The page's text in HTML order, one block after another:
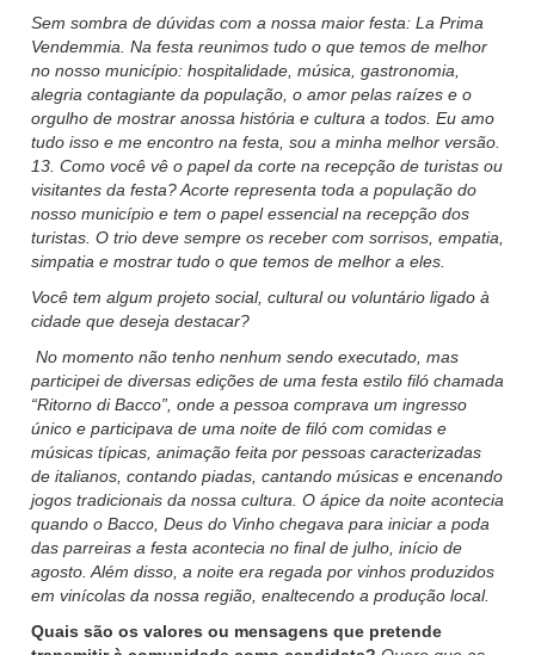
Sem sombra de dúvidas com a nossa maior festa: La Prima
Vendemmia. Na festa reunimos tudo o que temos de melhor
no nosso município: hospitalidade, música, gastronomia,
alegria contagiante da população, o amor pelas raízes e o
orgulho de mostrar anossa história e cultura a todos. Eu amo
tudo isso e me encontro na festa, sou a minha melhor versão.
13. Como você vê o papel da corte na recepção de turistas ou
visitantes da festa? Acorte representa toda a população do
nosso município e tem o papel essencial na recepção dos
turistas. O trio deve sempre os receber com sorrisos, empatia,
simpatia e mostrar tudo o que temos de melhor a eles.
Você tem algum projeto social, cultural ou voluntário ligado à
cidade que deseja destacar?
No momento não tenho nenhum sendo executado, mas
participei de diversas edições de uma festa estilo filó chamada
“Ritorno di Bacco”, onde a pessoa comprava um ingresso
único e participava de uma noite de filó com comidas e
músicas típicas, animação feita por pessoas caracterizadas
de italianos, contando piadas, cantando músicas e encenando
jogos tradicionais da nossa cultura. O ápice da noite acontecia
quando o Bacco, Deus do Vinho chegava para iniciar a poda
das parreiras a festa acontecia no final de julho, início de
agosto. Além disso, a noite era regada por vinhos produzidos
em vinícolas da nossa região, enaltecendo a produção local.
Quais são os valores ou mensagens que pretende